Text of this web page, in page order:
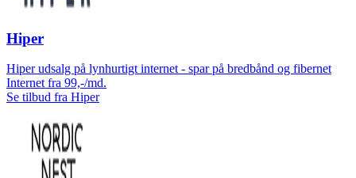
Hiper
Hiper udsalg på lynhurtigt internet - spar på bredbånd og fibernet
Internet fra 99,-/md.
Se tilbud fra Hiper